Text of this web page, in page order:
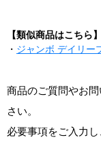
【類似商品はこちら】
・ ジャンボ デイリー
商品のご質問やお
さい。
必要事項をご入力